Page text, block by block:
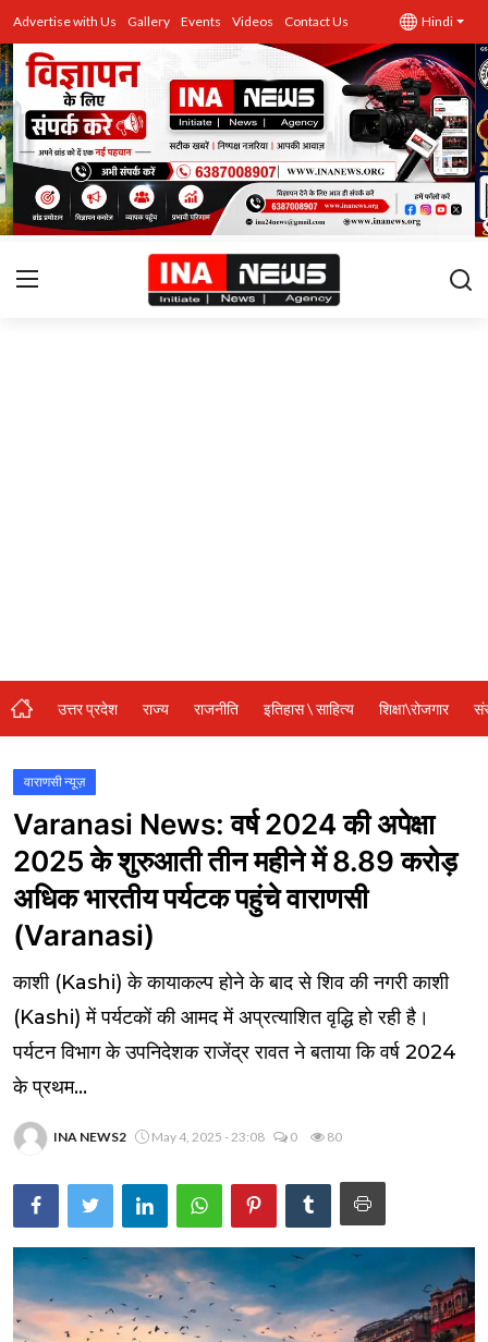
Advertise with Us Gallery Events Videos Contact Us Hindi
उत्तर प्रदेश
Advertise with Us
Events
राज्य
विशेष स्टोरी
अजब गजब
नई दिल्ली
कृषि
टेक्नोलॉजी / बिजनेस
खेल
वायरल न्यूज़
उत्तर प्रदेश राज्य राजनीति इतिहास \ साहित्य शिक्षा\रोजगार
वाराणसी न्यूज़
Varanasi News: वर्ष 2024 की अपेक्षा
2025 के शुरुआती तीन महीने में 8.89 करोड़
अधिक भारतीय पर्यटक पहुंचे वाराणसी
(Varanasi)
काशी (Kashi) के कायाकल्प होने के बाद से शिव की नगरी काशी
(Kashi) में पर्यटकों की आमद में अप्रत्याशित वृद्धि हो रही है।
पर्यटन विभाग के उपनिदेशक राजेंद्र रावत ने बताया कि वर्ष 2024
के प्रथम...
INA NEWS2 May 4, 2025 - 23:08 0 80